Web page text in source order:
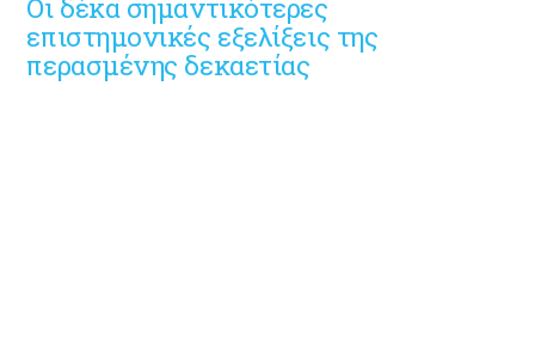
Οι δέκα σημαντικότερες
επιστημονικές εξελίξεις της
περασμένης δεκαετίας